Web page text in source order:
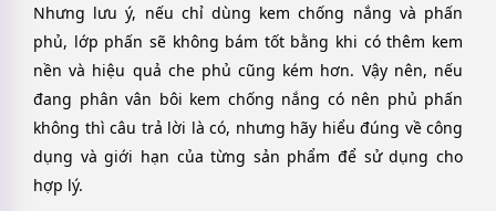
Nhưng lưu ý, nếu chỉ dùng kem chống nắng và phấn
phủ, lớp phấn sẽ không bám tốt bằng khi có thêm kem
nền và hiệu quả che phủ cũng kém hơn. Vậy nên, nếu
đang phân vân bôi kem chống nắng có nên phủ phấn
không thì câu trả lời là có, nhưng hãy hiểu đúng về công
dụng và giới hạn của từng sản phẩm để sử dụng cho
hợp lý.